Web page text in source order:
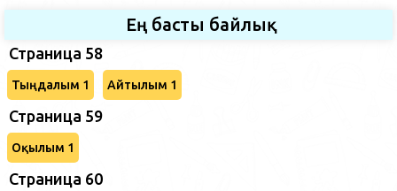
Ең басты байлық
Страница 58
Тыңдалым 1 Айтылым 1
Страница 59
Оқылым 1
Страница 60